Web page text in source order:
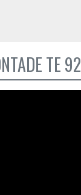
TE 92